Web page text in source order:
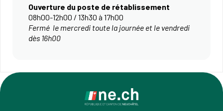
​Ouverture du poste de rétablissement
08h00-12h00 / 13h30 à 17h00
Fermé le mercredi toute la journée et le vendredi
dès 16h00